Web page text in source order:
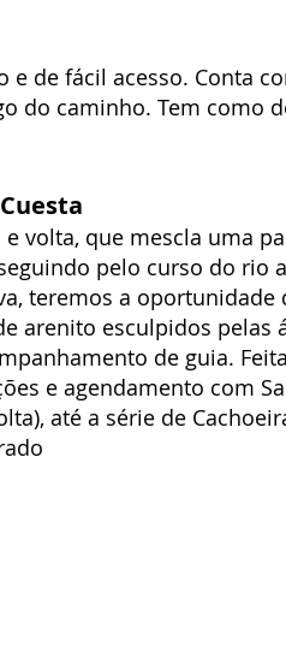
de fácil acesso. Conta
do caminho. Tem como
volta, que mescla uma
pelo curso do rio
teremos a
arenito esculpidos pelas
de guia.
e agendamento com
até a série de